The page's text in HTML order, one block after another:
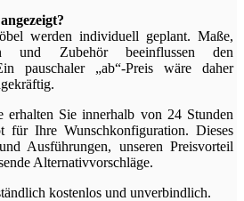
werden individuell geplant. Maße,
und Zubehör beeinflussen den
pauschaler „ab“-Preis wäre daher
Sie innerhalb von 24 Stunden
für Ihre Wunschkonfiguration. Dieses
Ausführungen, unseren Preisvorteil
Alternativvorschläge.
kostenlos und unverbindlich.